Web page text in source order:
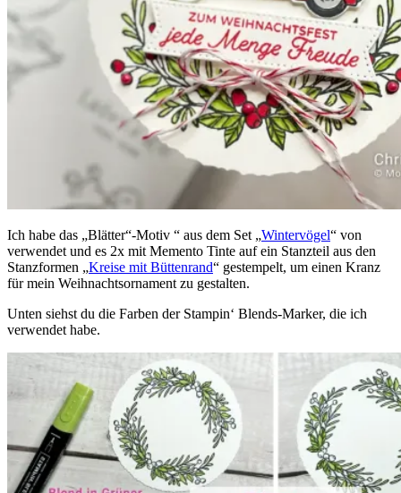
Ich habe das „Blätter“-Motiv “ aus dem Set „Wintervögel“ von
verwendet und es 2x mit Memento Tinte auf ein Stanzteil aus den
Stanzformen „Kreise mit Büttenrand“ gestempelt, um einen Kranz
für mein Weihnachtsornament zu gestalten.
Unten siehst du die Farben der Stampin‘ Blends-Marker, die ich
verwendet habe.